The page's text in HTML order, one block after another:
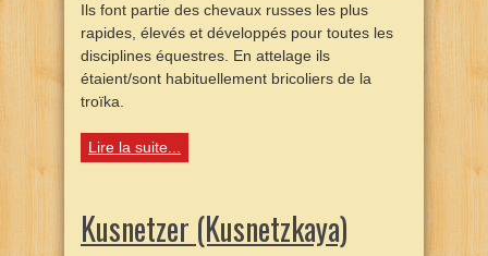
Ils font partie des chevaux russes les plus
rapides, élevés et développés pour toutes les
disciplines équestres. En attelage ils
étaient/sont habituellement bricoliers de la
troïka.
Lire la suite...
Kusnetzer (Kusnetzkaya)